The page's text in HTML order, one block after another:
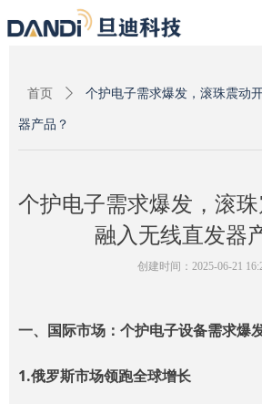
首页 ꄲ 个护电子需求爆发，滚珠震动
器产品？
个护电子需求爆发，滚
融入无线直发器
创建时间： 2025-06-21
一、国际市场：个护电子设备需求爆
1.俄罗斯市场领跑全球增长